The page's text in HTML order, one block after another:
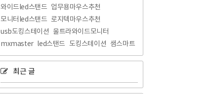
와이드led스탠드 업무용마우스추천
모니터led스탠드 로지텍마우스추천
usb도킹스테이션 울트라와이드모니터
mxmaster led스탠드 도킹스테이션 샘스마트
최근 글